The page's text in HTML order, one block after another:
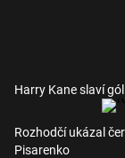
Harry Kane slaví gól
Rozhodčí ukázal
Pisarenko